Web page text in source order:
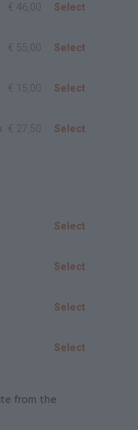
€ 46,00 Select
€ 55,00 Select
€ 15,00 Select
€ 27,50 Select
Select
Select
Select
Select
from the